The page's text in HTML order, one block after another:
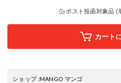
ポスト投函対象品 (
カート
ショップ:MANGO マンゴ